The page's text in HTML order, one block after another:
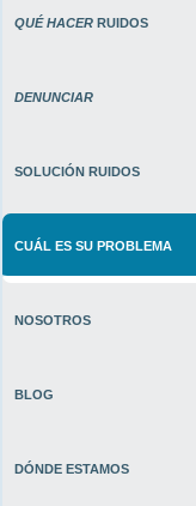
QUÉ HACER RUIDOS
DENUNCIAR
SOLUCIÓN RUIDOS
CUÁL ES SU PROBLEMA
NOSOTROS
BLOG
DÓNDE ESTAMOS